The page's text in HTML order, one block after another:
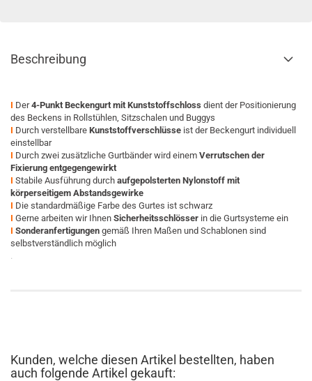
Beschreibung
I Der4-Punkt Beckengurt mit Kunststoffschloss dient der Positionierung
des Beckens in Rollstühlen, Sitzschalen und Buggys
I Durch verstellbare Kunststoffverschlüsse ist der Beckengurt individuell
einstellbar
I Durch zwei zusätzliche Gurtbänder wird einem Verrutschen der
Fixierung entgegengewirkt
I Stabile Ausführung durch aufgepolsterten Nylonstoff mit
körperseitigem Abstandsgewirke
I Die standardmäßige Farbe des Gurtes ist schwarz
I Gerne arbeiten wir Ihnen Sicherheitsschlösser in die Gurtsysteme ein
I Sonderanfertigungen gemäß Ihren Maßen und Schablonen sind
selbstverständlich möglich
.
Kunden, welche diesen Artikel bestellten, haben
auch folgende Artikel gekauft: